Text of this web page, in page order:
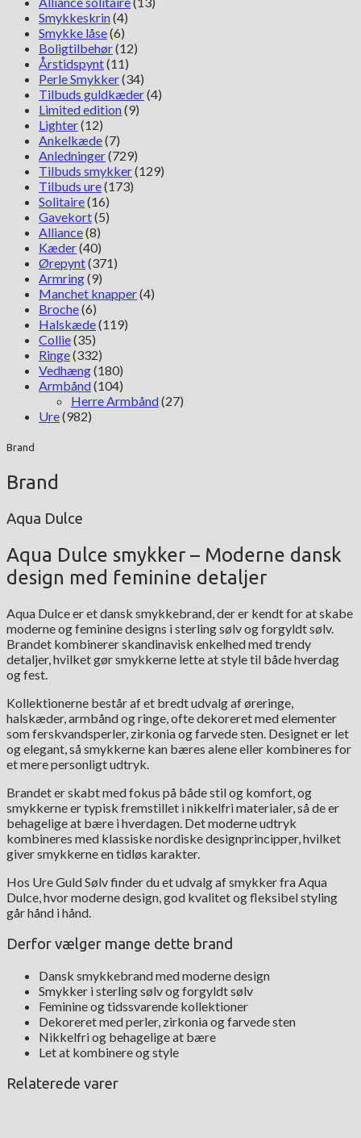
antalSmykkeskrin(4)
Smykke låse(6)
Boligtilbehør(12)
Årstidspynt(11)
Perle Smykker(34)
Tilbuds guldkæder(4)
Limited edition(9)
Lighter(12)
Ankelkæde(7)
Anledninger(729)
Tilbuds smykker(129)
Tilbuds ure(173)
Solitaire(16)
Gavekort(5)
Alliance(8)
Kæder(40)
Ørepynt(371)
Armring(9)
Manchet knapper(4)
Broche(6)
Halskæde(119)
Collie(35)
Ringe(332)
Vedhæng(180)
Armbånd(104)
Herre Armbånd(27)
Ure(982)
Brand
Brand
Aqua Dulce
Aqua Dulce smykker – Moderne dansk
design med feminine detaljer
Aqua Dulce er et dansk smykkebrand, der er kendt for at skabe
moderne og feminine designs i sterling sølv og forgyldt sølv.
Brandet kombinerer skandinavisk enkelhed med trendy
detaljer, hvilket gør smykkerne lette at style til både hverdag
og fest.
Kollektionerne består af et bredt udvalg af øreringe,
halskæder, armbånd og ringe, ofte dekoreret med elementer
som ferskvandsperler, zirkonia og farvede sten. Designet er let
og elegant, så smykkerne kan bæres alene eller kombineres for
et mere personligt udtryk.
Brandet er skabt med fokus på både stil og komfort, og
smykkerne er typisk fremstillet i nikkelfri materialer, så de er
behagelige at bære i hverdagen. Det moderne udtryk
kombineres med klassiske nordiske designprincipper, hvilket
giver smykkerne en tidløs karakter.
Hos Ure Guld Sølv finder du et udvalg af smykker fra Aqua
Dulce, hvor moderne design, god kvalitet og fleksibel styling
går hånd i hånd.
Derfor vælger mange dette brand
Dansk smykkebrand med moderne design
Smykker i sterling sølv og forgyldt sølv
Feminine og tidssvarende kollektioner
Dekoreret med perler, zirkonia og farvede sten
Nikkelfri og behagelige at bære
Let at kombinere og style
Relaterede varer